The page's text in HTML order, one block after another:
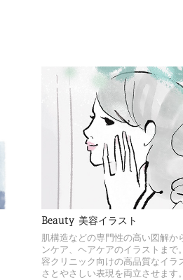
Beauty  美容イラスト
肌構造などの専門性の高い図解か
ンケア、ヘアケアのイラストまで
容クリニック向けの高品質なイラ
さとやさしい表現を両立させます。